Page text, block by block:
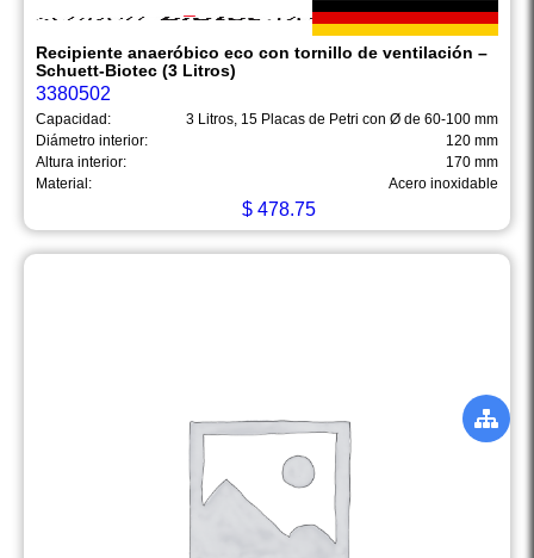
Recipiente anaeróbico eco con tornillo de ventilación –
Schuett-Biotec (3 Litros)
3380502
Capacidad:
3 Litros, 15 Placas de Petri con Ø de 60-100 mm
Diámetro interior:
120 mm
Altura interior:
170 mm
Material:
Acero inoxidable
$ 478.75